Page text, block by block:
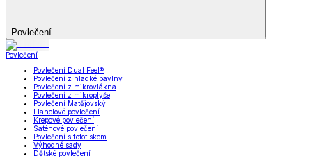
Povlečení
Povlečení
Povlečení Dual Feel®
Povlečení z hladké bavlny
Povlečení z mikrovlákna
Povlečení z mikroplyše
Povlečení Matějovský
Flanelové povlečení
Krepové povlečení
Saténové povlečení
Povlečení s fototiskem
Výhodné sady
Dětské povlečení